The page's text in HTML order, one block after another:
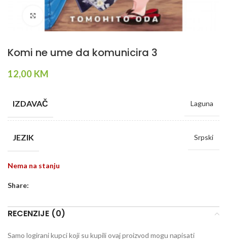
Klikni da povečaš
Komi ne ume da komunicira 3
12,00 KM
IZDAVAČ Laguna
JEZIK Srpski
Nema na stanju
Share:
RECENZIJE (0)
Samo logirani kupci koji su kupili ovaj proizvod mogu napisati